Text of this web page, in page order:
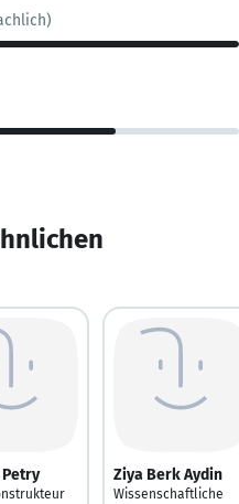
Ziya Berk Aydin
Wissenschaftliche